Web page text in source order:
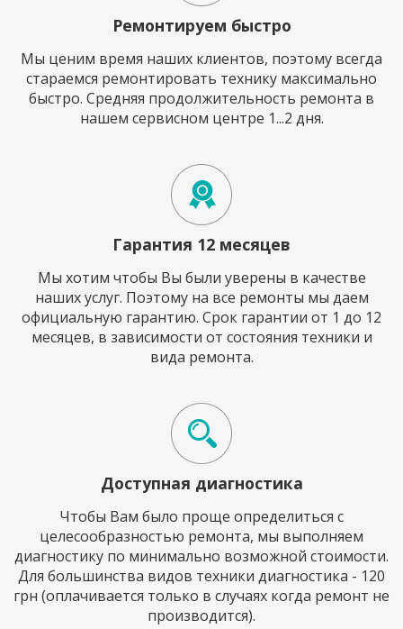
Ремонтируем быстро
Мы ценим время наших клиентов, поэтому всегда
стараемся ремонтировать технику максимально
быстро. Средняя продолжительность ремонта в
нашем сервисном центре 1...2 дня.
Гарантия 12 месяцев
Мы хотим чтобы Вы были уверены в качестве
наших услуг. Поэтому на все ремонты мы даем
официальную гарантию. Срок гарантии от 1 до 12
месяцев, в зависимости от состояния техники и
вида ремонта.
Доступная диагностика
Чтобы Вам было проще определиться с
целесообразностью ремонта, мы выполняем
диагностику по минимально возможной стоимости.
Для большинства видов техники диагностика - 120
грн (оплачивается только в случаях когда ремонт не
производится).